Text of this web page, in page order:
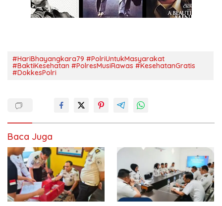
#HariBhayangkara79 #PolriUntukMasyarakat
#BaktiKesehatan #PolresMusiRawas #KesehatanGratis
#DokkesPolri
Baca Juga